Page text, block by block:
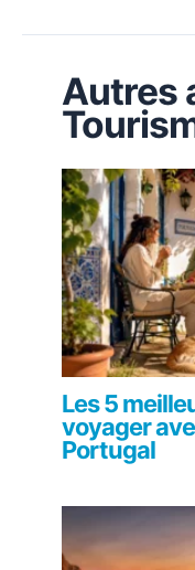
Autres
Les 5
voyager
Portugal